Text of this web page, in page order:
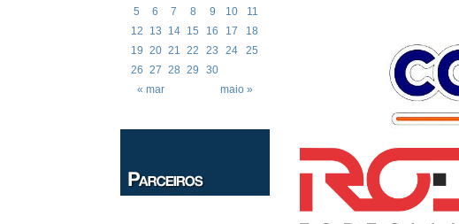
« mar maio »
5
6 7 8 9 10
11
12
13 14 15 16 17
18
19 20 21 22 23 24
25
26 27 28 29 30